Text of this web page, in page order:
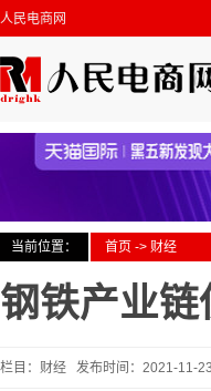
人民电商网
当前位置： 首页 -> 财经
钢铁产业
栏目：财经 发布时间：2021-11-